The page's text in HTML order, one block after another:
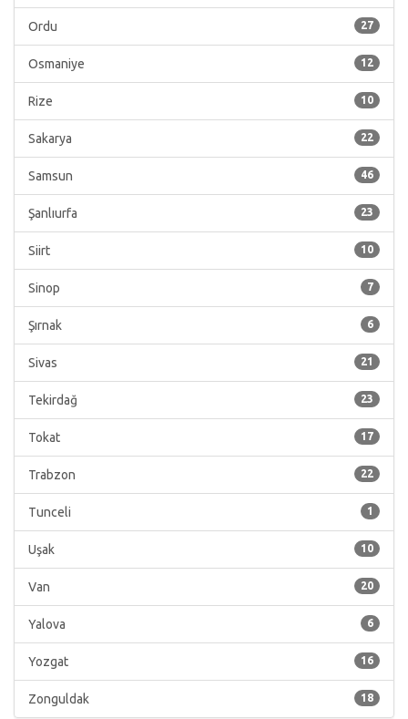
27
Ordu
12
Osmaniye
10
Rize
22
Sakarya
46
Samsun
23
Şanlıurfa
10
Siirt
7
Sinop
6
Şırnak
21
Sivas
23
Tekirdağ
17
Tokat
22
Trabzon
1
Tunceli
10
Uşak
20
Van
6
Yalova
16
Yozgat
18
Zonguldak